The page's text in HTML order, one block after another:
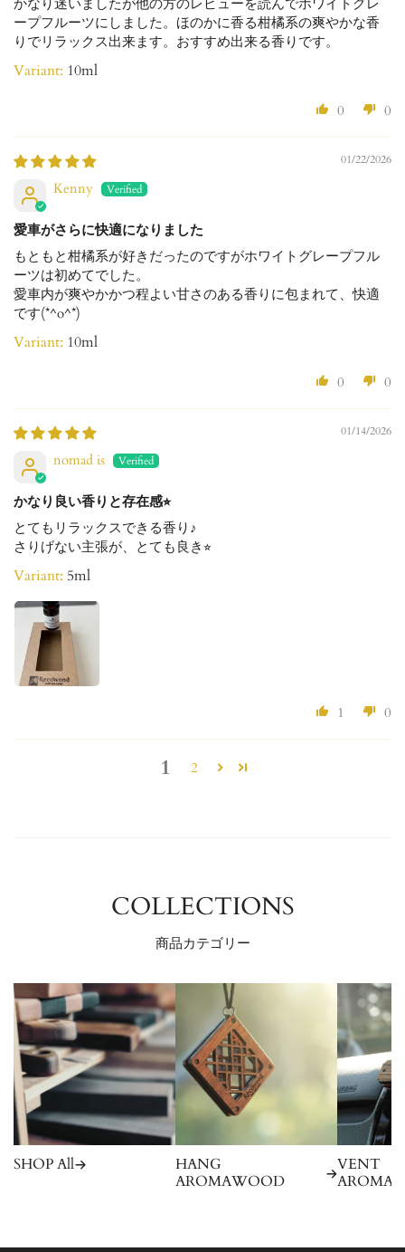
かなり迷いましたが他の方のレビューを読んでホワイトグレ
ープフルーツにしました。ほのかに香る柑橘系の爽やかな香
りでリラックス出来ます。おすすめ出来る香りです。
10ml
0 0
01/22/2026
Kenny
愛車がさらに快適になりました
もともと柑橘系が好きだったのですがホワイトグレープフル
ーツは初めてでした。
愛車内が爽やかかつ程よい甘さのある香りに包まれて、快適
です(*^o^*)
10ml
0 0
01/14/2026
nomad is
かなり良い香りと存在感⭐︎
とてもリラックスできる香り♪
さりげない主張が、とても良き⭐︎
5ml
1 0
1 2
COLLECTIONS
商品カテゴリー
SHOP All
HANG
AROMAWOOD
VENT